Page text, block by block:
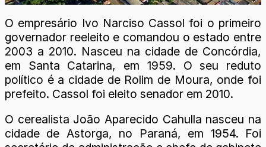
O empresário Ivo Narciso Cassol foi o primeiro
governador reeleito e comandou o estado entre
2003 a 2010. Nasceu na cidade de Concórdia,
em Santa Catarina, em 1959. O seu reduto
político é a cidade de Rolim de Moura, onde foi
prefeito. Cassol foi eleito senador em 2010.
O cerealista João Aparecido Cahulla nasceu na
cidade de Astorga, no Paraná, em 1954. Foi